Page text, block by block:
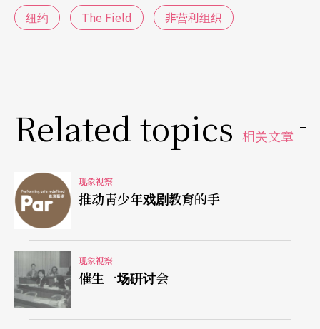
城、旧金山、多伦多、华盛顿特区，以及日本东京
都有在地的艺术家合作主持相关的计划。由于服务
命力。
简介经营理念与特色
一、服务新兴艺术家：服务对象为广泛的独立表演
艺术工作者，主要客群以纽约市为主的新兴艺术
家，以及已建立初步职业规模的艺术家。二、资源
整合与流通：The Field的资金规模不大，在经营方
向上以资源整合及流通为主。由于本身没有自己的
纽约 The Field 非营利组织
Related topics 相关文章
现象视察
推动靑少年戏剧教育的手
现象视察
催生一场硏讨会